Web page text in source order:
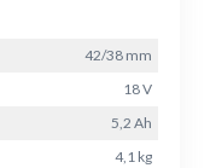
42/38 mm
18 V
5,2 Ah
4,1 kg